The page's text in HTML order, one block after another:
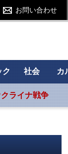
お問い合わせ
ク 社会 カ
ライナ戦争